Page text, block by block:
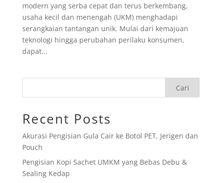
modern yang serba cepat dan terus berkembang,
usaha kecil dan menengah (UKM) menghadapi
serangkaian tantangan unik. Mulai dari kemajuan
teknologi hingga perubahan perilaku konsumen,
dapat...
Cari
Recent Posts
Akurasi Pengisian Gula Cair ke Botol PET, Jerigen dan
Pouch
Pengisian Kopi Sachet UMKM yang Bebas Debu &
Sealing Kedap